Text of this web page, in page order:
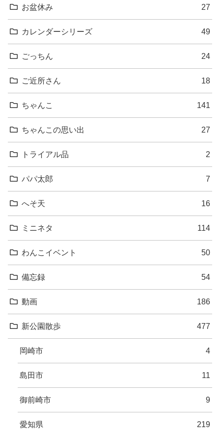
お盆休み 27
カレンダーシリーズ 49
ごっちん 24
ご近所さん 18
ちゃんこ 141
ちゃんこの思い出 27
トライアル品 2
パパ太郎 7
へそ天 16
ミニネタ 114
わんこイベント 50
備忘録 54
動画 186
新公園散歩 477
岡崎市 4
島田市 11
御前崎市 9
愛知県 219